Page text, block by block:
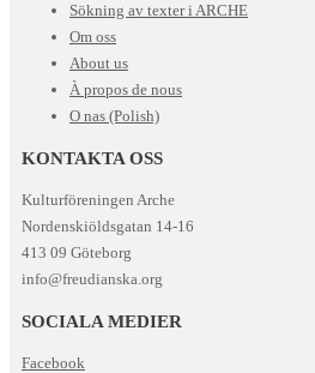
Sökning av texter i ARCHE
Om oss
About us
À propos de nous
O nas (Polish)
KONTAKTA OSS
Kulturföreningen Arche
Nordenskiöldsgatan 14-16
413 09 Göteborg
info@freudianska.org
SOCIALA MEDIER
Facebook